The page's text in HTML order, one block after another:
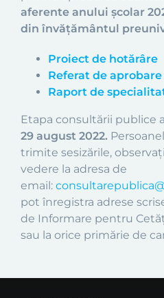
aferente anului școlar
din învățământul
Proiect de hotărâre
Referat de aprobare
Raport de
Etapa consultării publice
29 august 2022.
trimite sesizările,
vedere la adresa de
email:
pot înregistra adrese
de Informare pentru
sau la orice primărie de